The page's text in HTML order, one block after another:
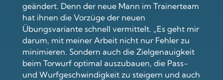
geändert. Denn der neue Mann im Trainerteam
hat ihnen die Vorzüge der neuen
Übungsvariante schnell vermittelt. „Es geht mir
darum, mit meiner Arbeit nicht nur Fehler zu
minimieren. Sondern auch die Zielgenauigkeit
beim Torwurf optimal auszubauen, die Pass-
und Wurfgeschwindigkeit zu steigern und auch